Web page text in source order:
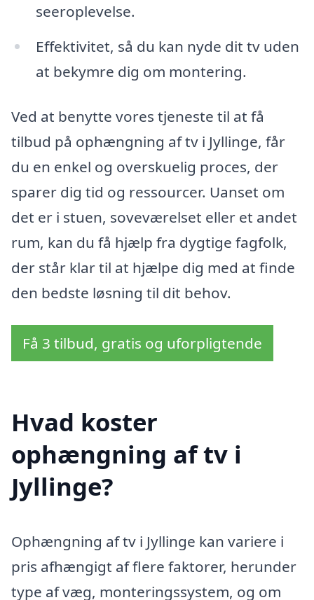
seeroplevelse.
Effektivitet, så du kan nyde dit tv uden
at bekymre dig om montering.
Ved at benytte vores tjeneste til at få
tilbud på ophængning af tv i Jyllinge, får
du en enkel og overskuelig proces, der
sparer dig tid og ressourcer. Uanset om
det er i stuen, soveværelset eller et andet
rum, kan du få hjælp fra dygtige fagfolk,
der står klar til at hjælpe dig med at finde
den bedste løsning til dit behov.
Få 3 tilbud, gratis og uforpligtende
Hvad koster
ophængning af tv i
Jyllinge?
Ophængning af tv i Jyllinge kan variere i
pris afhængigt af flere faktorer, herunder
type af væg, monteringssystem, og om